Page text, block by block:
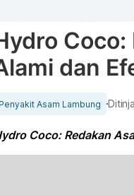
dan
Penyakit Asam Lambung
Coco: Redakan